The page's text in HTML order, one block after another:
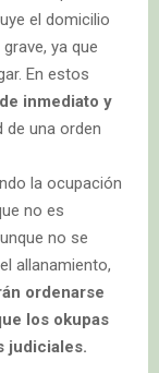
el domicilio
ya que
En estos
inmediato y
de una orden
la ocupación
no es
no se
allanamiento,
ordenarse
los okupas
judiciales.